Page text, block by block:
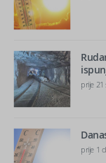
prije 21
prije 1